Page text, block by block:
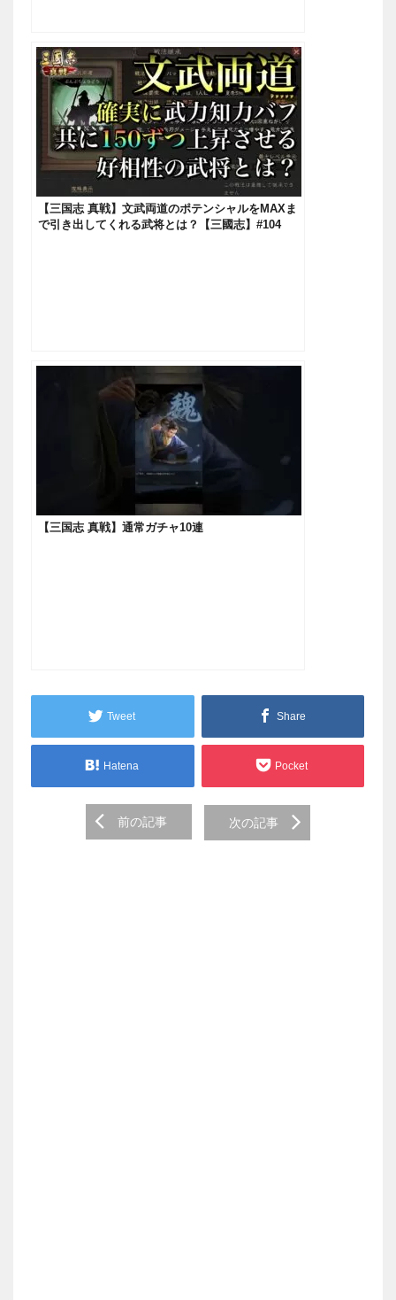
【三国志 真戦】文武両道のポテンシャルをMAXま
で引き出してくれる武将とは？【三國志】#104
【三国志 真戦】通常ガチャ10連
Tweet Share
Hatena Pocket
navigation
前の記事 次の記事